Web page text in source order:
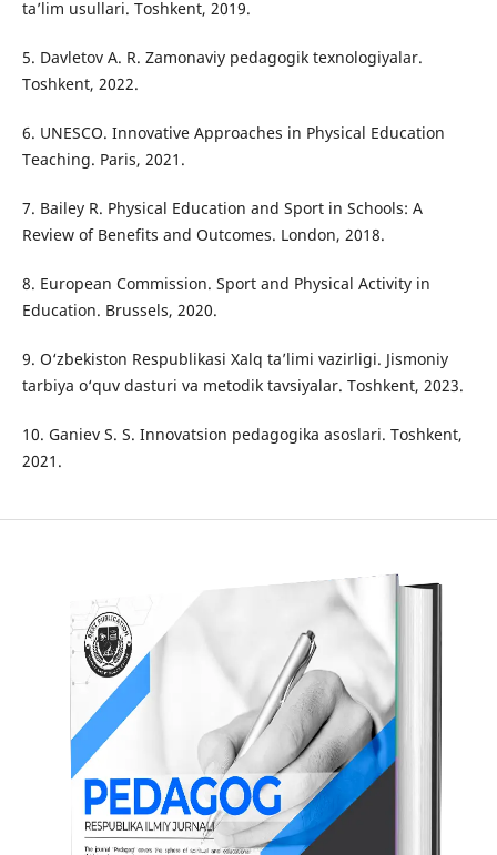
ta’lim usullari. Toshkent, 2019.
5. Davletov A. R. Zamonaviy pedagogik texnologiyalar.
Toshkent, 2022.
6. UNESCO. Innovative Approaches in Physical Education
Teaching. Paris, 2021.
7. Bailey R. Physical Education and Sport in Schools: A
Review of Benefits and Outcomes. London, 2018.
8. European Commission. Sport and Physical Activity in
Education. Brussels, 2020.
9. O‘zbekiston Respublikasi Xalq ta’limi vazirligi. Jismoniy
tarbiya o‘quv dasturi va metodik tavsiyalar. Toshkent, 2023.
10. Ganiev S. S. Innovatsion pedagogika asoslari. Toshkent,
2021.